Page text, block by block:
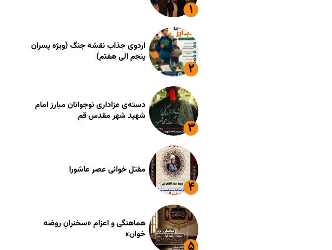
اردوی جذاب نقشه جنگ (ویژه پسران
پنجم الی هفتم)
دسته‌ی عزاداری نوجوانان مبارز امام
شهید شهر مقدس قم
مقتل خوانی عصر عاشورا
هماهنگی و اعزام «سخنرانِ روضه
خوان»